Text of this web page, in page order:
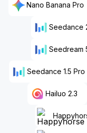
Nano Banana Pro
Seedance
Seedream
Seedance 1.5 Pro
Hailuo 2.3